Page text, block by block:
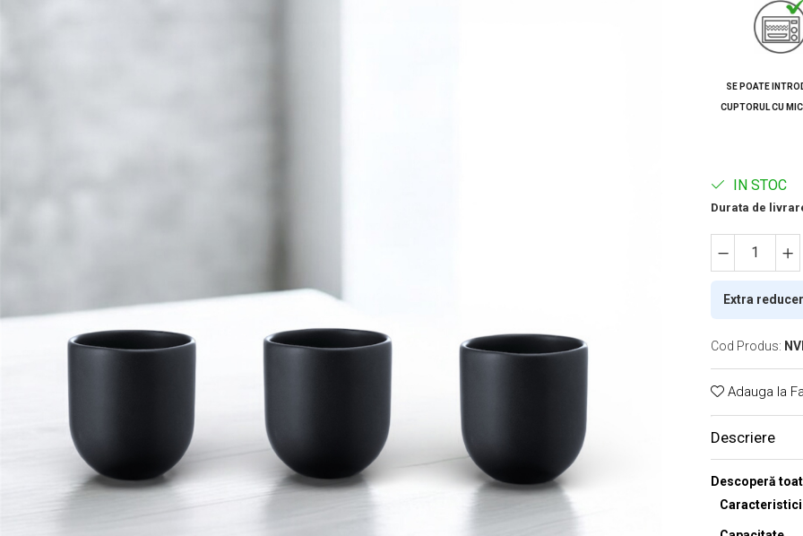
SE POATE
CUPTORUL CU
IN STOC
Durata de
Extra
Cod Produs:
Adauga la
Descriere
Descoperă
Caracteristici